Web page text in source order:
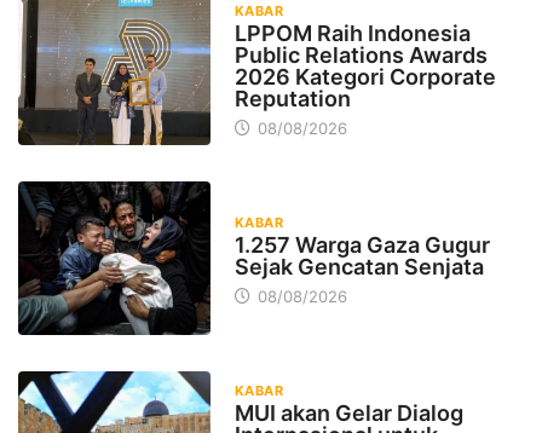
KABAR
LPPOM Raih Indonesia
Public Relations Awards
2026 Kategori Corporate
Reputation
08/08/2026
KABAR
1.257 Warga Gaza Gugur
Sejak Gencatan Senjata
08/08/2026
KABAR
MUI akan Gelar Dialog